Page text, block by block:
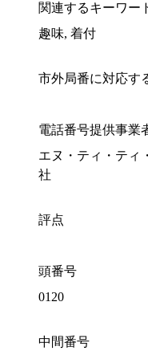
関連するキーワー
趣味, 着付
市外局番に対応す
電話番号提供事業
エヌ・ティ・ティ
社
評点
頭番号
0120
中間番号